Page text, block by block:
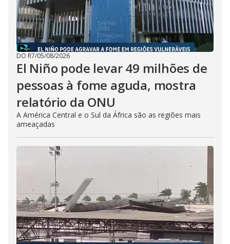
DO R7/05/08/2026
El Niño pode levar 49 milhões de
pessoas à fome aguda, mostra
relatório da ONU
A América Central e o Sul da África são as regiões mais
ameaçadas